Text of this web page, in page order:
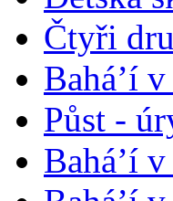
Čtyři
Bahá’í
Půst -
Bahá’í